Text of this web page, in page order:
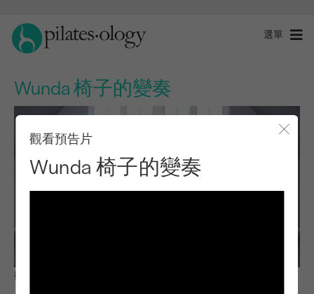
選單
Wunda 椅子的變奏
觀看預告片
Wunda 椅子的變奏
觀察與學習